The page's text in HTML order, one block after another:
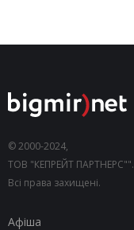
© 2000-2024,
ТОВ "КЕПРЕЙТ ПАРТНЕРС"".
Всі права захищені.
Афіша